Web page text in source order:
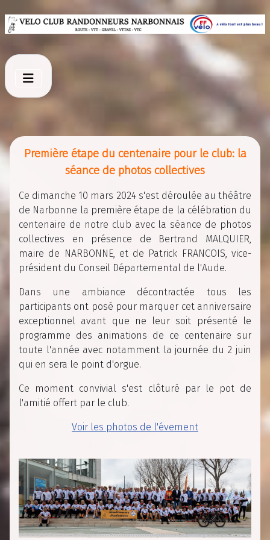
Première étape du centenaire pour le club: la
séance de photos collectives
Ce dimanche 10 mars 2024 s'est déroulée au théâtre
de Narbonne la première étape de la célébration du
centenaire de notre club avec la séance de photos
collectives en présence de Bertrand MALQUIER,
maire de NARBONNE, et de Patrick FRANCOIS, vice-
président du Conseil Départemental de l'Aude.
Dans une ambiance décontractée tous les
participants ont posé pour marquer cet anniversaire
exceptionnel avant que ne leur soit présenté le
programme des animations de ce centenaire sur
toute l'année avec notamment la journée du 2 juin
qui en sera le point d'orgue.
Ce moment convivial s'est clôturé par le pot de
l'amitié offert par le club.
Voir les photos de l'évement